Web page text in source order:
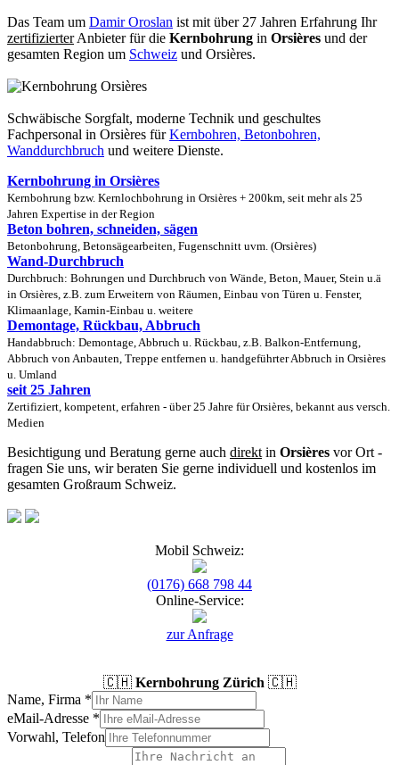
Das Team um Damir Oroslan ist mit über 27 Jahren Erfahrung Ihr
zertifizierterAnbieter für die Kernbohrung in Orsières und der
gesamten Region um Schweiz und Orsières.
Schwäbische Sorgfalt, moderne Technik und geschultes
Fachpersonal in Orsières fürKernbohren, Betonbohren,
Wanddurchbruch und weitere Dienste.
Kernbohrung in Orsières
Kernbohrung bzw. Kernlochbohrung in Orsières + 200km, seit mehr als 25
Jahren Expertise in der Region
Beton bohren, schneiden, sägen
Betonbohrung, Betonsägearbeiten, Fugenschnitt uvm. (Orsières)
Wand-Durchbruch
Durchbruch: Bohrungen und Durchbruch von Wände, Beton, Mauer, Stein u.ä
in Orsières, z.B. zum Erweitern von Räumen, Einbau von Türen u. Fenster,
Klimaanlage, Kamin-Einbau u. weitere
Demontage, Rückbau, Abbruch
Handabbruch: Demontage, Abbruch u. Rückbau, z.B. Balkon-Entfernung,
Abbruch von Anbauten, Treppe entfernen u. handgeführter Abbruch in Orsières
u. Umland
seit 25 Jahren
Zertifiziert, kompetent, erfahren - über 25 Jahre für Orsières, bekannt aus versch.
Medien
Besichtigung und Beratung gerne auch direkt in Orsières vor Ort -
fragen Sie uns, wir beraten Sie gerne individuell und kostenlos im
gesamten Großraum Schweiz.
Mobil Schweiz:
(0176) 668 798 44
Online-Service:
zur Anfrage
🇨🇭 Kernbohrung Zürich 🇨🇭
Name, Firma *
eMail-Adresse *
Vorwahl, Telefon